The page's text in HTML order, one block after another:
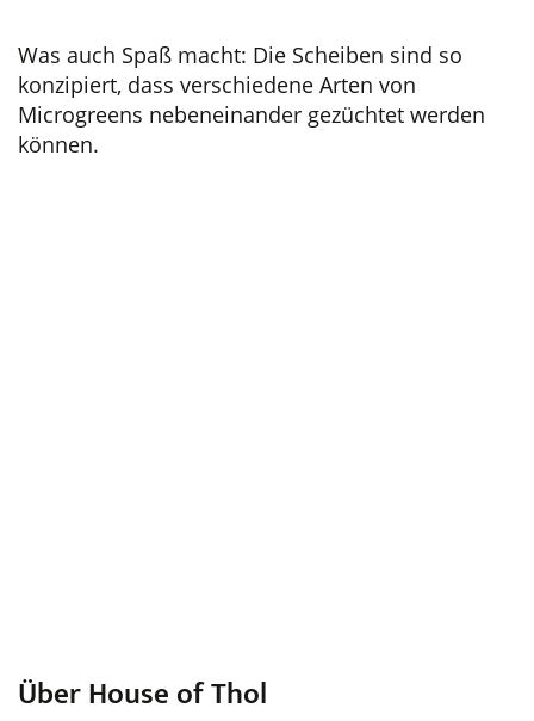
Was auch Spaß macht: Die Scheiben sind so
konzipiert, dass verschiedene Arten von
Microgreens nebeneinander gezüchtet werden
können.
Über House of Thol